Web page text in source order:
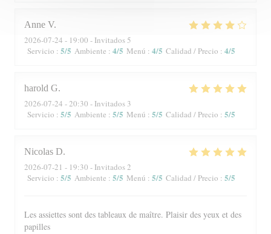
Anne V
2026-07-24 - 19:00 - Invitados 5
Servicio : 5/5 Ambiente : 4/5 Menú : 4/5 Calidad / Precio : 4/5
harold G
2026-07-24 - 20:30 - Invitados 3
Servicio : 5/5 Ambiente : 5/5 Menú : 5/5 Calidad / Precio : 5/5
Nicolas D
2026-07-21 - 19:30 - Invitados 2
Servicio : 5/5 Ambiente : 5/5 Menú : 5/5 Calidad / Precio : 5/5
Les assiettes sont des tableaux de maître. Plaisir des yeux et des
papilles